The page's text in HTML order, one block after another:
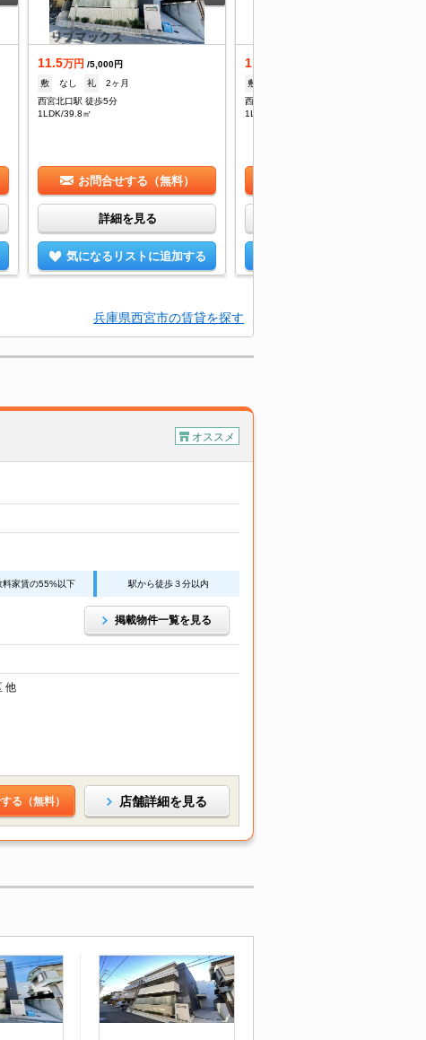
11.5万円 /5,000円
敷
なし 礼
2ヶ月
西宮北口駅 徒歩5分
1LDK/39.8㎡
お問合せする（無料）
詳細を見る
気になるリストに追加する
11.5
敷
西宮北口駅 徒歩5分
1LDK/39.8㎡
兵庫県西宮市の賃貸を探す
オススメ
料家賃の55%以下 駅から徒歩３分以内
掲載物件一覧を見る
他
る（無料） 店舗詳細を見る